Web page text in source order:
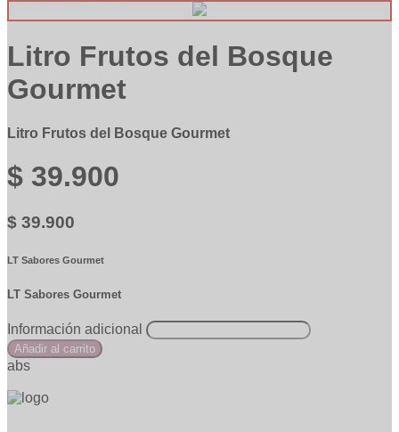
Litro Frutos del Bosque
Gourmet
Litro Frutos del Bosque Gourmet
$ 39.900
$ 39.900
LT Sabores Gourmet
LT Sabores Gourmet
Información adicional
Añadir al carrito
abs